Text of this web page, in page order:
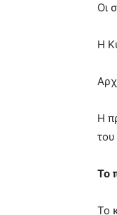
Οι
Η
Η
Το
Το